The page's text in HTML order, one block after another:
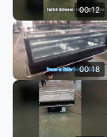
00:12
00:18